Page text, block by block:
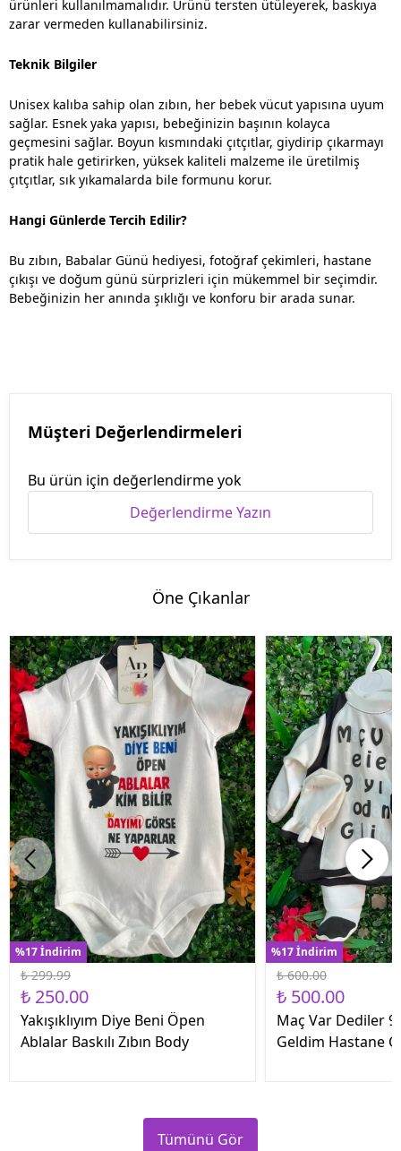
ürünleri kullanılmamalıdır. Ürünü tersten ütüleyerek, baskıya
zarar vermeden kullanabilirsiniz.
Teknik Bilgiler
Unisex kalıba sahip olan zıbın, her bebek vücut yapısına uyum
sağlar. Esnek yaka yapısı, bebeğinizin başının kolayca
geçmesini sağlar. Boyun kısmındaki çıtçıtlar, giydirip çıkarmayı
pratik hale getirirken, yüksek kaliteli malzeme ile üretilmiş
çıtçıtlar, sık yıkamalarda bile formunu korur.
Hangi Günlerde Tercih Edilir?
Bu zıbın, Babalar Günü hediyesi, fotoğraf çekimleri, hastane
çıkışı ve doğum günü sürprizleri için mükemmel bir seçimdir.
Bebeğinizin her anında şıklığı ve konforu bir arada sunar.
Müşteri Değerlendirmeleri
Bu ürün için değerlendirme yok
Değerlendirme Yazın
Öne Çıkanlar
%17 İndirim
₺ 299.99
₺ 250.00
Yakışıklıyım Diye Beni Öpen
Ablalar Baskılı Zıbın Body
%17 İndirim
₺ 600.00
₺ 500.00
Maç Var Dediler 9
Geldim Hastane
Tümünü Gör